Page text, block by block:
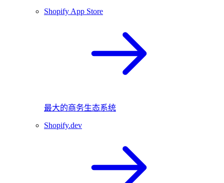
Shopify App Store
最大的商务生态系统
Shopify.dev